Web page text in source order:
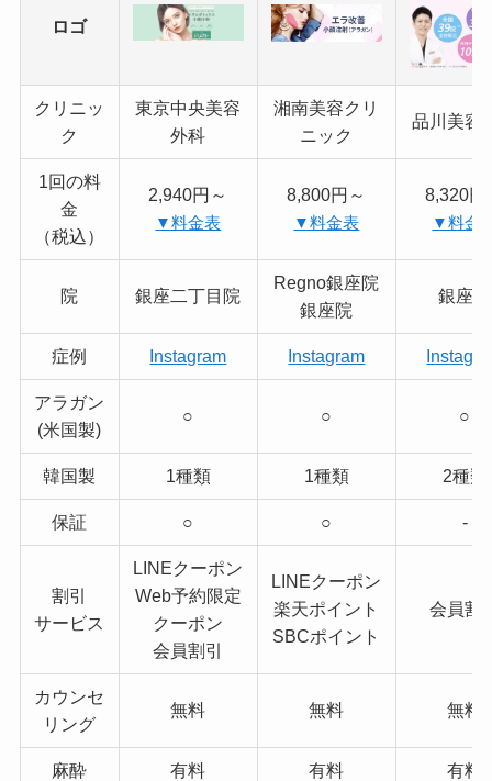
ロゴ
クリニッ
ク
東京中央美容
外科
湘南美容クリ
ニック
品川美容
1回の料
金
（税込）
2,940円～
▼料金表
8,800円～
▼料金表
8,320円
▼料金
院 銀座二丁目院
Regno銀座院
銀座院
銀座院
症例 Instagram Instagram
アラガン
(米国製)
○ ○ ○
韓国製 1種類 1種類 2種類
保証 ○ ○ -
割引
サービス
LINEクーポン
Web予約限定
クーポン
会員割引
LINEクーポン
楽天ポイント
SBCポイント
会員割
カウンセ
リング
無料 無料 無料
麻酔 有料 有料 有料